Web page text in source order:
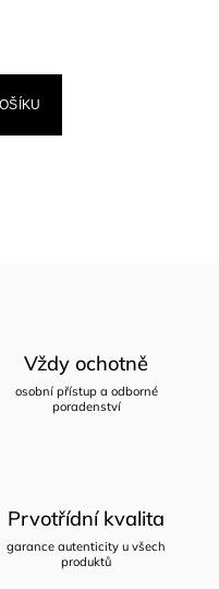
Vždy ochotně
osobní přístup a odborné
poradenství
Prvotřídní kvalita
garance autenticity u všech
produktů